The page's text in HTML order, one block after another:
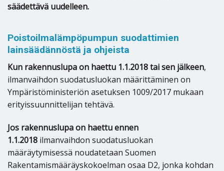
säädettävä uudelleen.
Poistoilmalämpöpumpun suodattimien
lainsäädännöstä ja ohjeista
Kun rakennuslupa on haettu 1.1.2018 tai sen jälkeen,
ilmanvaihdon suodatusluokan määrittäminen on
Ympäristöministeriön asetuksen 1009/2017 mukaan
erityissuunnittelijan tehtävä.
Jos rakennuslupa on haettu ennen
1.1.2018 ilmanvaihdon suodatusluokan
määräytymisessä noudatetaan Suomen
Rakentamismääräyskokoelman osaa D2, jonka kohdan